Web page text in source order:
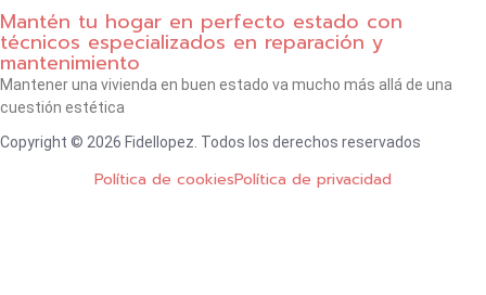
Mantén tu hogar en perfecto estado con
técnicos especializados en reparación y
mantenimiento
Mantener una vivienda en buen estado va mucho más allá de una
cuestión estética
Copyright © 2026 Fidellopez. Todos los derechos reservados
Política de cookiesPolítica de privacidad